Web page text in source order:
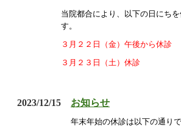
当院都合により、以下の日にち
す。
３月２２日（金）午後から休診
３月２３日（土）休診
2023/12/15 お知らせ
年末年始の休診は以下の通りで